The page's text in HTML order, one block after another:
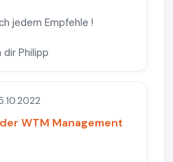
jedem Empfehle !
dir Philipp
WTM Management